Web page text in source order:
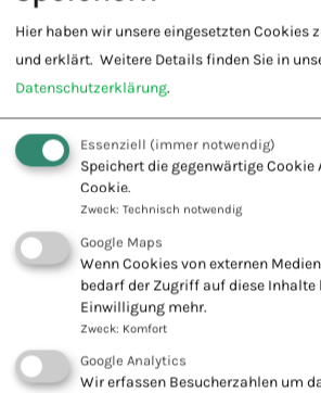
Cranio Sakrale Therapie
Naturheilkunde
Dozent im Gesundheitswesen
E F T – Entspannungstherapeut
Eigenbluttherapie
Entspannungstherapie
Ernährungsberatung
Existenzgründungsberatung
Familientherapie
Hier haben wir unsere eingesetzten Cookies
und erklärt. Weitere Details finden Sie in
Datenschutzerklärung.
Essenziell (immer notwendig)
Speichert die gegenwärtige Cookie
Cookie.
Zweck: Technisch notwendig
Google Maps
Wenn Cookies von externen
bedarf der Zugriff auf diese
Einwilligung mehr.
Zweck: Komfort
Google Analytics
Wir erfassen Besucherzahlen um